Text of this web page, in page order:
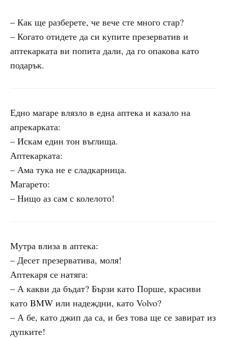
– Как ще разберете, че вече сте много стар?
– Когато отидете да си купите презерватив и
аптекарката ви попита дали, да го опакова като
подарък.
Едно магаре влязло в една аптека и казало на
апрекарката:
– Искам един тон въглища.
Аптекарката:
– Ама тука не е сладкарница.
Магарето:
– Нищо аз сам с колелото!
Мутра влиза в аптека:
– Десет презерватива, моля!
Аптекаря се натяга:
– А какви да бъдат? Бързи като Порше, красиви
като BMW или надеждни, като Volvo?
– А бе, като джип да са, и без това ще се завират из
дупките!